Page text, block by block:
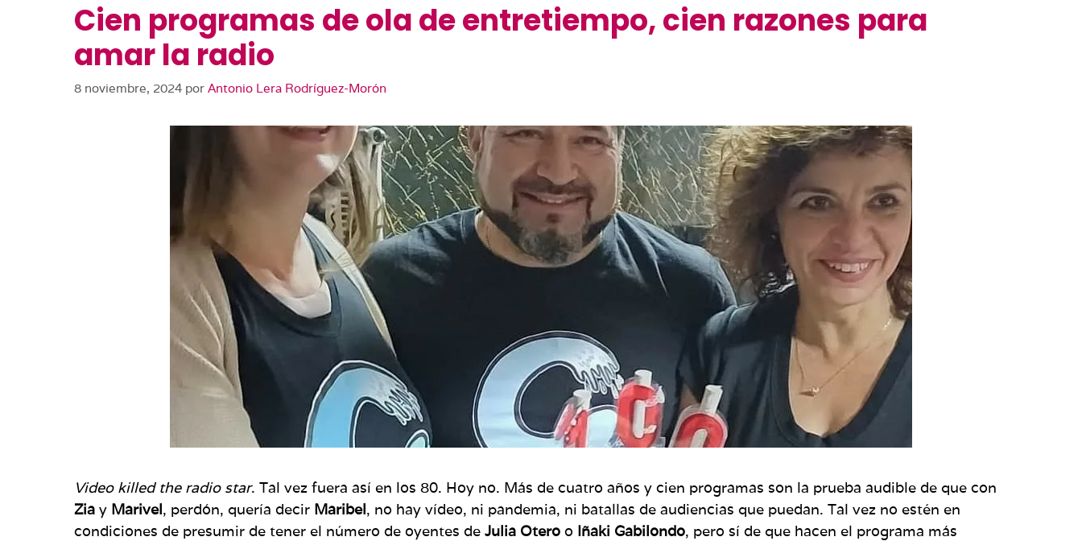
Cien programas de ola de entretiempo, cien razones para
amar la radio
8 noviembre, 2024 por Antonio Lera Rodríguez-Morón
Video killed the radio star. Tal vez fuera así en los 80. Hoy no. Más de cuatro años y cien programas son la prueba audible de que con
Zia y Marivel, perdón, quería decir Maribel, no hay vídeo, ni pandemia, ni batallas de audiencias que puedan. Tal vez no estén en
condiciones de presumir de tener el número de oyentes de Julia Otero o Iñaki Gabilondo, pero sí de que hacen el programa más